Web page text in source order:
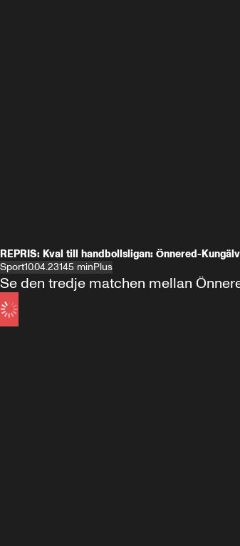
REPRIS: Kval till handbollsligan: Önnered-
Sport10.04.23145 minPlus
Se den tredje matchen mellan